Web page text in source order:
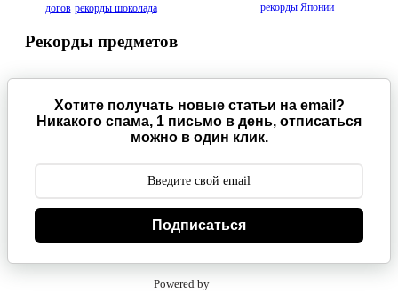
догов рекорды шоколада
Рекорды предметов
рекорды Японии
Хотите получать новые статьи на email?
Никакого спама, 1 письмо в день, отписаться
можно в один клик.
Подписаться
Powered by